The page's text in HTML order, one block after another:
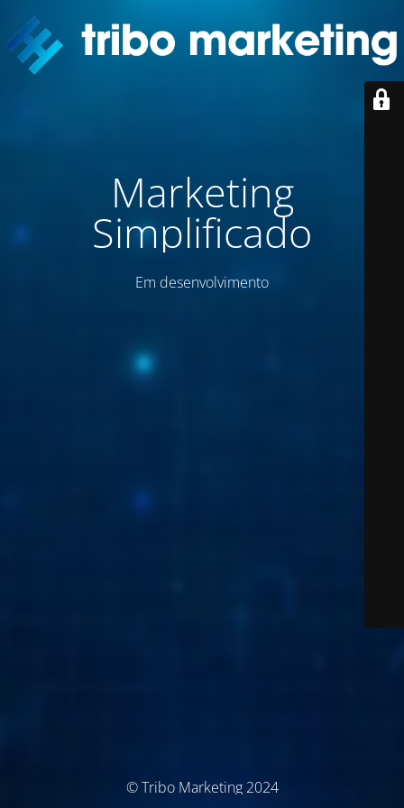
Marketing
Simplificado
Em desenvolvimento
© Tribo Marketing 2024